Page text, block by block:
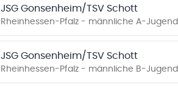
JSG Gonsenheim/TSV Schott
Rheinhessen-Pfalz - männliche A-
JSG Gonsenheim/TSV Schott
Rheinhessen-Pfalz - männliche B-Jugend